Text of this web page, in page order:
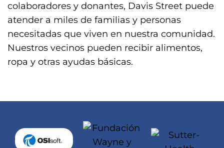
colaboradores y donantes, Davis Street puede
atender a miles de familias y personas
necesitadas que viven en nuestra comunidad.
Nuestros vecinos pueden recibir alimentos,
ropa y otras ayudas básicas.